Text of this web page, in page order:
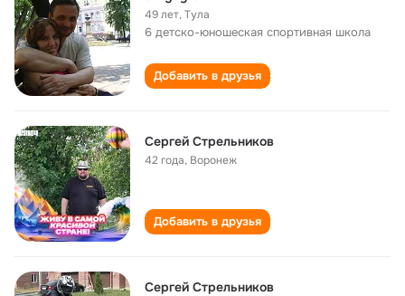
49 лет,Тула
6 детско-юношеская спортивная школа
Добавить в друзья
Сергей Стрельников
42 года, Воронеж
Добавить в друзья
Сергей Стрельников